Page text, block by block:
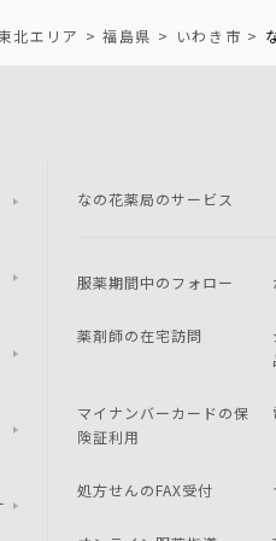
北エリア 福島県 いわき市
なの花薬局のサービス
服薬期間中のフォロー
薬剤師の在宅訪問
マイナンバーカードの保
険証利用
処方せんのFAX受付